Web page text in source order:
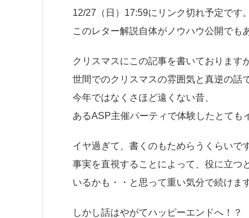
12/27（日）17:59にリンク切れ予定です。
このレター解説自体がノウハウ公開でも
クリスマスにこの記事を書いております
世間でのクリスマスの雰囲気と真逆の話
今年ではなくさほど遠くない昔、
あるASP主催パーティで体験したとても
イヤ過ぎて、書くのもためらうくらいで
事実を直視することによって、役に立つ
いるかも・・と思って重い気分で続けま
しかし話はやがてハッピーエンドへ！？